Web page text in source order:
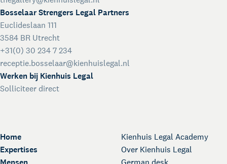
Home
Expertises
Kienhuis Legal Academy
Over Kienhuis Legal
Bosselaar Strengers Legal Partners
Euclideslaan 111
3584 BR Utrecht
+31(0) 30 234 7 234
receptie.bosselaar@kienhuislegal.nl
Werken bij Kienhuis Legal
Solliciteer direct